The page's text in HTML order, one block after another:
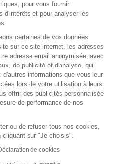
pour vous fournir
d'intérêts et pour analyser les
certaines de vos données
sur ce site internet, les adresses
adresse email anonymisée, avec
de publicité et d'analyse, qui
informations que vous leur
lors de votre utilisation à leurs
offrir des publicités personnalisée
de performance de nos
ou de refuser tous nos cookies,
cliquant sur "Je choisis".
de cookies
des données
Femmes-Hommes
femmes-hommes dans
de direction
question ?
ici
Jérôme, 20000 Ajaccio -